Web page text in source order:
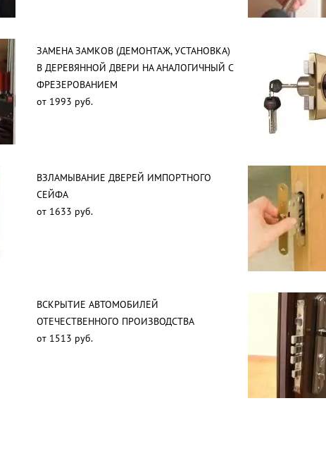
ЗАМЕНА ЗАМКОВ (ДЕМОНТАЖ, УСТАНОВКА)
В ДЕРЕВЯННОЙ ДВЕРИ НА АНАЛОГИЧНЫЙ С
ФРЕЗЕРОВАНИЕМ
от 1993 руб.
ВЗЛАМЫВАНИЕ ДВЕРЕЙ ИМПОРТНОГО
СЕЙФА
от 1633 руб.
ВСКРЫТИЕ АВТОМОБИЛЕЙ
ОТЕЧЕСТВЕННОГО ПРОИЗВОДСТВА
от 1513 руб.